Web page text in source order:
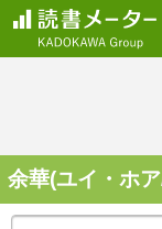
余華(ユイ・ホ